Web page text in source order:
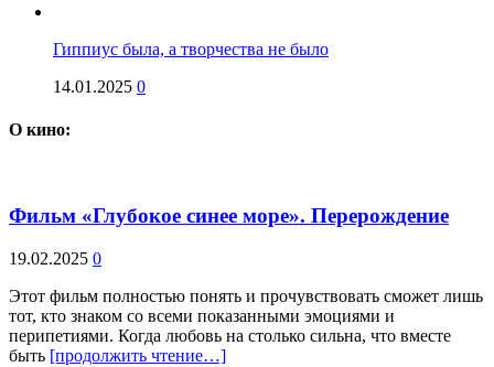
Гиппиус была, а творчества не было
14.01.2025 0
О кино:
Фильм «Глубокое синее море». Перерождение
19.02.2025 0
Этот фильм полностью понять и прочувствовать сможет лишь
тот, кто знаком со всеми показанными эмоциями и
перипетиями. Когда любовь на столько сильна, что вместе
быть [продолжить чтение…]